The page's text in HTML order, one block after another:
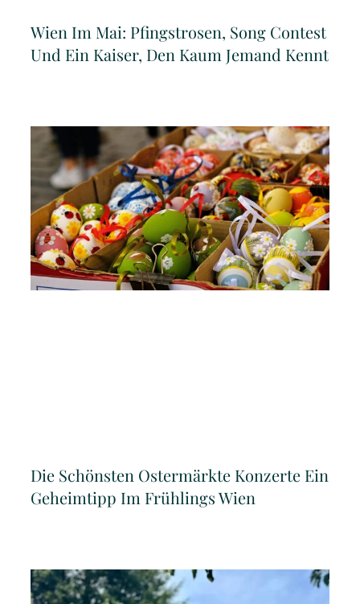
Wien Im Mai: Pfingstrosen, Song Contest
Und Ein Kaiser, Den Kaum Jemand Kennt
Die Schönsten Ostermärkte Konzerte Ein
Geheimtipp Im Frühlings Wien